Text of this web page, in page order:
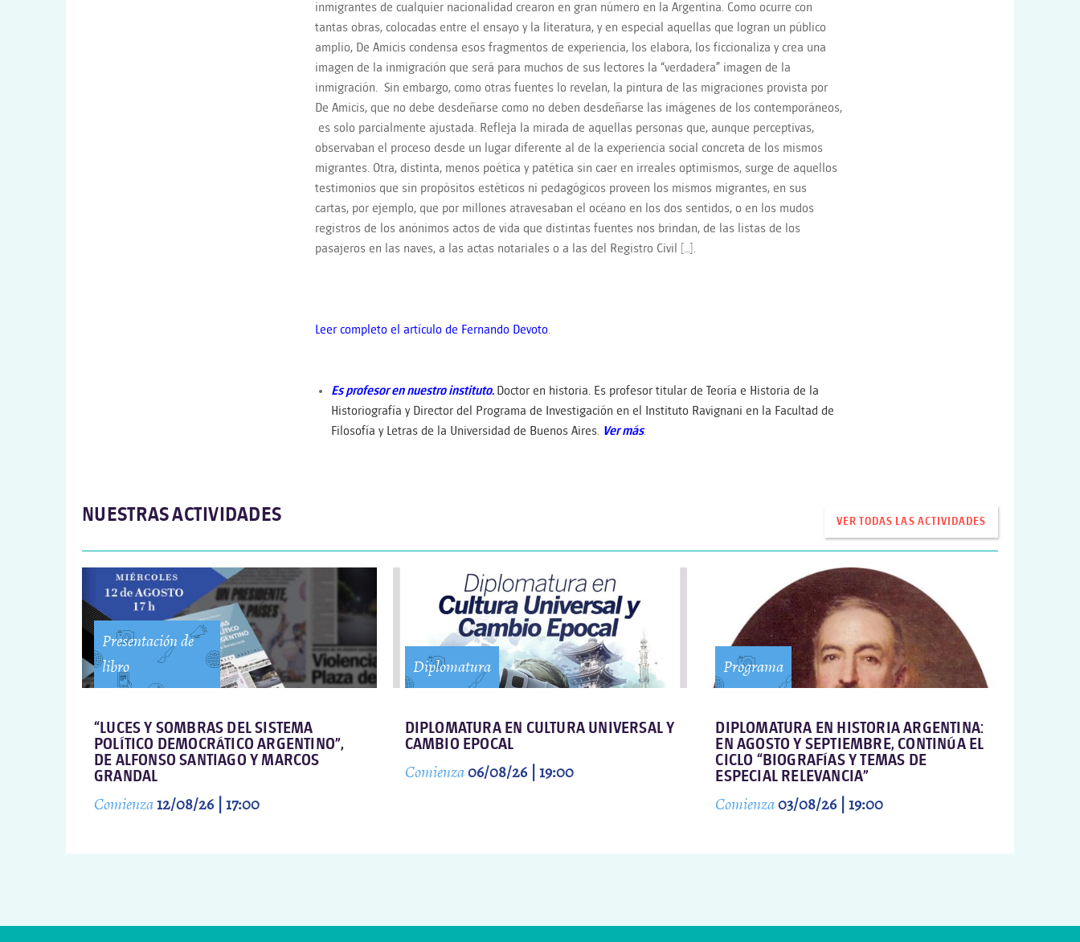
inmigrantes de cualquier nacionalidad crearon en gran número en la Argentina. Como ocurre con
tantas obras, colocadas entre el ensayo y la literatura, y en especial aquellas que logran un público
amplio, De Amicis condensa esos fragmentos de experiencia, los elabora, los ficcionaliza y crea una
imagen de la inmigración que será para muchos de sus lectores la “verdadera” imagen de la
inmigración. Sin embargo, como otras fuentes lo revelan, la pintura de las migraciones provista por
De Amicis, que no debe desdeñarse como no deben desdeñarse las imágenes de los contemporáneos,
es solo parcialmente ajustada. Refleja la mirada de aquellas personas que, aunque perceptivas,
observaban el proceso desde un lugar diferente al de la experiencia social concreta de los mismos
migrantes. Otra, distinta, menos poética y patética sin caer en irreales optimismos, surge de aquellos
testimonios que sin propósitos estéticos ni pedagógicos proveen los mismos migrantes, en sus
cartas, por ejemplo, que por millones atravesaban el océano en los dos sentidos, o en los mudos
registros de los anónimos actos de vida que distintas fuentes nos brindan, de las listas de los
pasajeros en las naves, a las actas notariales o a las del Registro Civil […].
Leer completo el artículo de Fernando Devoto.
Es profesor en nuestro instituto. Doctor en historia. Es profesor titular de Teoría e Historia de la
Historiografía y Director del Programa de Investigación en el Instituto Ravignani en la Facultad de
Filosofía y Letras de la Universidad de Buenos Aires. Ver más.
NUESTRAS ACTIVIDADES VER TODAS LAS ACTIVIDADES
Presentación de
libro
“LUCES Y SOMBRAS DEL SISTEMA
POLÍTICO DEMOCRÁTICO ARGENTINO”,
DE ALFONSO SANTIAGO Y MARCOS
GRANDAL
Comienza12/08/26 | 17:00
Diplomatura
DIPLOMATURA EN CULTURA UNIVERSAL Y
CAMBIO EPOCAL
Comienza06/08/26 | 19:00
Programa
DIPLOMATURA EN HISTORIA ARGENTINA:
EN AGOSTO Y SEPTIEMBRE, CONTINÚA EL
CICLO “BIOGRAFÍAS Y TEMAS DE
ESPECIAL RELEVANCIA”
Comienza03/08/26 | 19:00